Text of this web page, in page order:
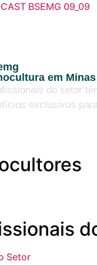
BSEMG 09_09
em
do setor
exclusivos
Setor